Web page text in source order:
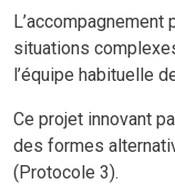
situations
l’équipe habituelle
Ce projet innovant
des formes
(Protocole 3).